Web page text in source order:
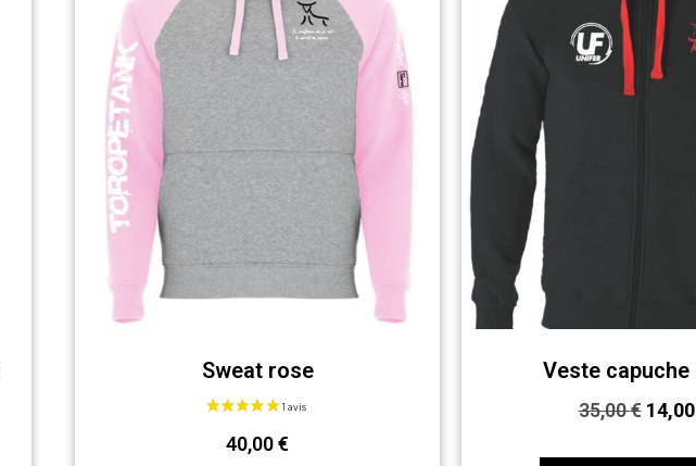
Sweat rose
40,00€
Veste capuche
35,00€